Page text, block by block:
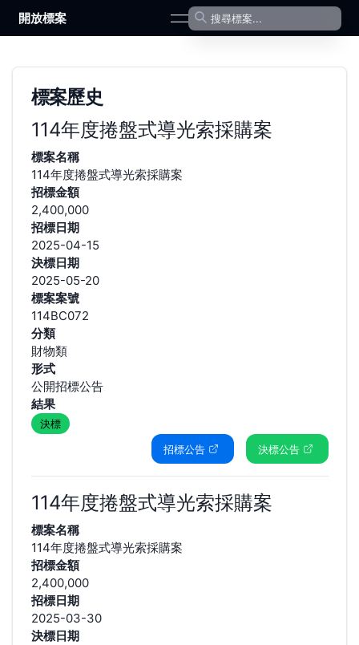
開放標案 open navigation menu
標案歷史
114年度捲盤式導光索採購案
標案名稱
114年度捲盤式導光索採購案
招標金額
2,400,000
招標日期
2025-04-15
決標日期
2025-05-20
標案案號
114BC072
分類
財物類
形式
公開招標公告
結果
決標
招標公告
決標公告
114年度捲盤式導光索採購案
標案名稱
114年度捲盤式導光索採購案
招標金額
2,400,000
招標日期
2025-03-30
決標日期